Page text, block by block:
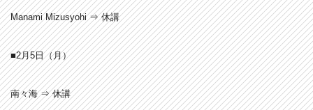
Manami Mizusyohi ⇒ 休講
■2月5日（月）
南々海 ⇒ 休講